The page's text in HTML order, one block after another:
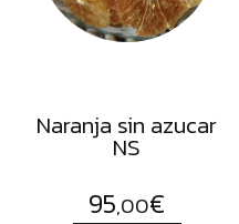
Naranja sin azucar
NS
95,00€